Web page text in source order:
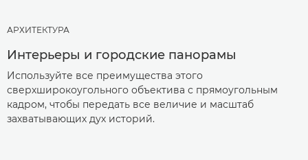
АРХИТЕКТУРА
Интерьеры и городские панорамы
Используйте все преимущества этого
сверхширокоугольного объектива с прямоугольным
кадром, чтобы передать все величие и масштаб
захватывающих дух историй.